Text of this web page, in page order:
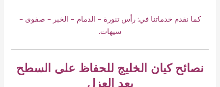
كما نقدم خدماتنا في: رأس تنورة – الدمام – الخبر – صفوى –
سيهات.
نصائح كيان الخليج للحفاظ على السطح
بعد العزل